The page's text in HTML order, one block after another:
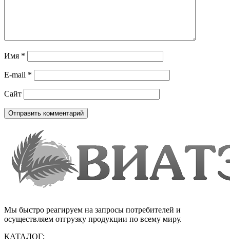
Имя *
E-mail *
Сайт
Мы быстро реагируем на запросы потребителей и
осуществляем отгрузку продукции по всему миру.
КАТАЛОГ: